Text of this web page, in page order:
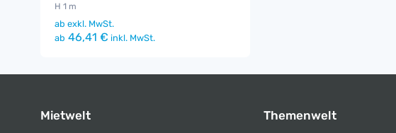
H 1 m
ab exkl. MwSt.
ab 46,41 € inkl. MwSt.
Mietwelt Themenwelt